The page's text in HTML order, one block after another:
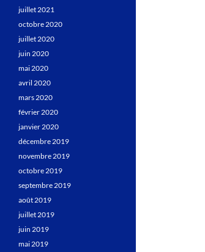
juillet 2021
octobre 2020
juillet 2020
juin 2020
mai 2020
avril 2020
mars 2020
février 2020
janvier 2020
décembre 2019
novembre 2019
octobre 2019
septembre 2019
août 2019
juillet 2019
juin 2019
mai 2019